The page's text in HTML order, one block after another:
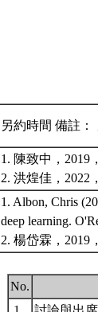
另約時間 備註：
1. 陳致中，2019
2. 洪煌佳，2022
1. Albon, Chris
deep learning.
2. 楊岱霖，2019
No.